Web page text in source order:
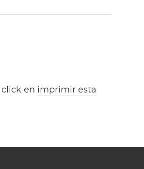
en imprimir esta